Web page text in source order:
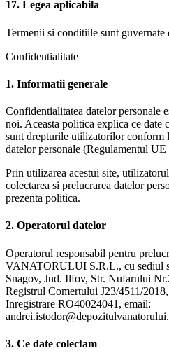
17. Legea aplicabila
Termenii si conditiile sunt guvernate
Confidentialitate
1. Informatii generale
Confidentialitatea datelor personale
noi. Aceasta politica explica ce date
sunt drepturile utilizatorilor conform
datelor personale (Regulamentul
Prin utilizarea acestui site,
colectarea si prelucrarea datelor
prezenta politica.
2. Operatorul datelor
Operatorul responsabil pentru
VANATORULUI S.R.L., cu sediul
Snagov, Jud. Ilfov, Str. Nufarului
Registrul Comertului J23/4511/
Inregistrare RO40024041, email:
3. Ce date colectam